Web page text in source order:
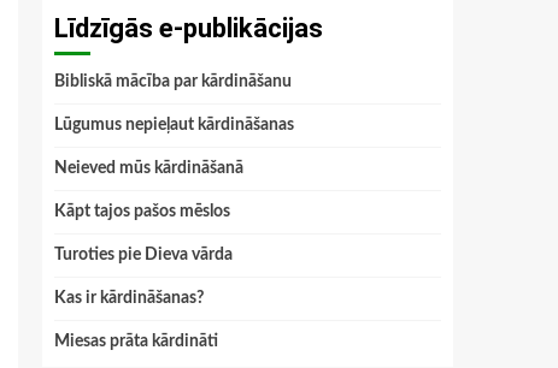
Līdzīgās e-publikācijas
Bibliskā mācība par kārdināšanu
Lūgumus nepieļaut kārdināšanas
Neieved mūs kārdināšanā
Kāpt tajos pašos mēslos
Turoties pie Dieva vārda
Kas ir kārdināšanas?
Miesas prāta kārdināti